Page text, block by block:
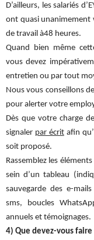
D’ailleurs, les salariés
ont quasi unanimement
de travail à48 heures.
Quand bien même
vous devez
entretien ou par tout
Nous vous conseillons
pour alerter votre
Dès que votre charge
signaler par écritafin
soit proposé.
Rassemblez les
sein d’un tableau
sauvegarde des e-
sms, boucles
annuels et témoignages.
4) Que devez-vous